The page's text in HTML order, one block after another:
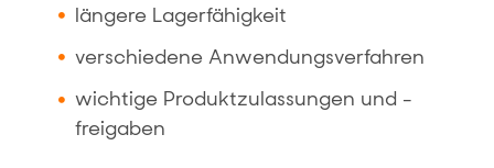
längere Lagerfähigkeit
verschiedene Anwendungsverfahren
wichtige Produktzulassungen und -
freigaben